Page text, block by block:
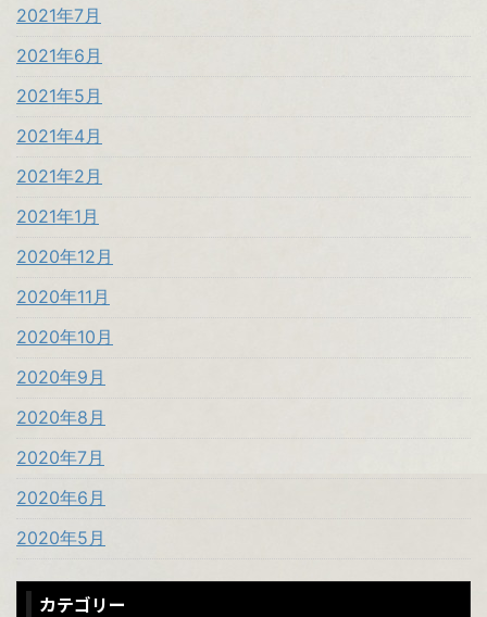
2021年7月
2021年6月
2021年5月
2021年4月
2021年2月
2021年1月
2020年12月
2020年11月
2020年10月
2020年9月
2020年8月
2020年7月
2020年6月
2020年5月
カテゴリー